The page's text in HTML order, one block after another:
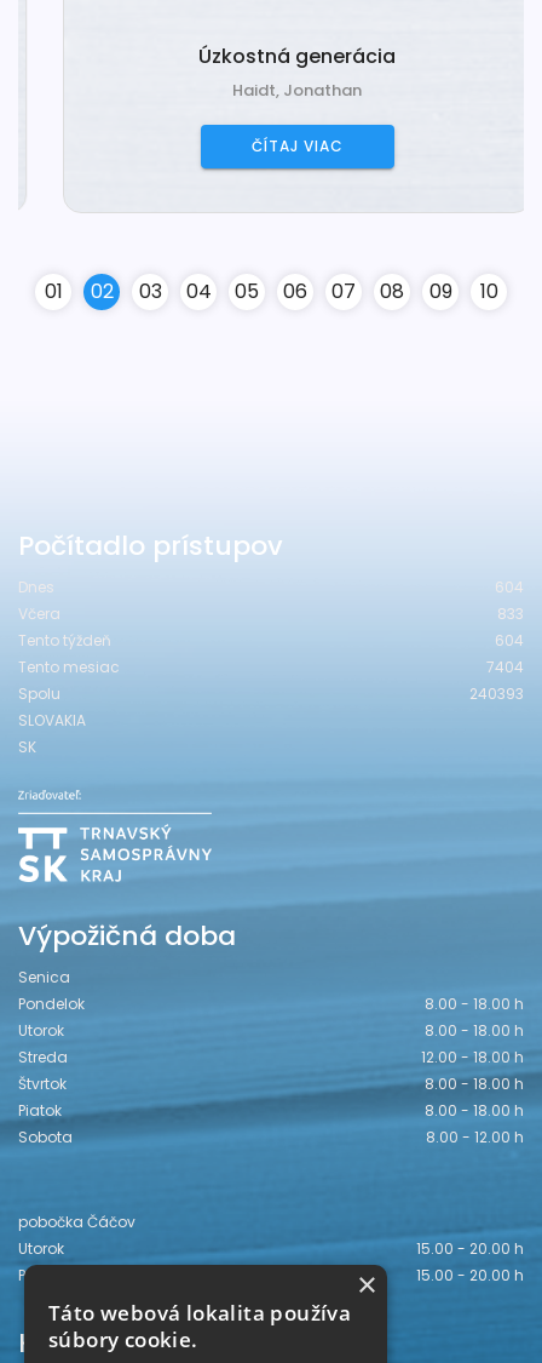
Úzkostná generácia
Haidt, Jonathan
ČÍTAJ VIAC
01 02 03 04 05 06 07 08 09 10
Počítadlo prístupov
Dnes
604
Včera
833
Tento týždeň
604
Tento mesiac
7404
Spolu
240393
SLOVAKIA
SK
Výpožičná doba
Senica
Pondelok
8.00 - 18.00 h
Utorok
8.00 - 18.00 h
Streda
12.00 - 18.00 h
Štvrtok
8.00 - 18.00 h
Piatok
8.00 - 18.00 h
Sobota
8.00 - 12.00 h
pobočka Čáčov
Utorok
15.00 - 20.00 h
Piatok
15.00 - 20.00 h
Kontakt
×
Táto webová lokalita používa
súbory cookie.